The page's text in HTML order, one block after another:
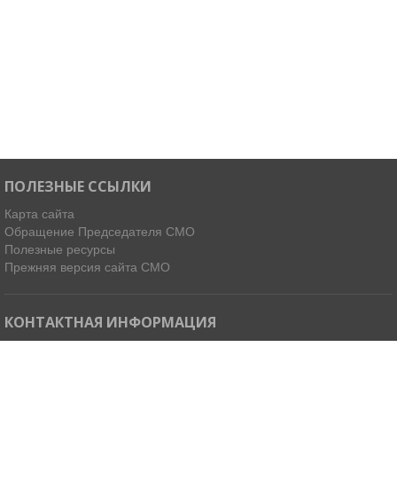
ПОЛЕЗНЫЕ ССЫЛКИ
Карта сайта
Обращение Председателя СМО
Полезные ресурсы
Прежняя версия сайта СМО
КОНТАКТНАЯ ИНФОРМАЦИЯ